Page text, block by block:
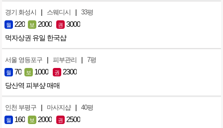
경기 화성시 | 스웨디시 | 33평
월 220 보 2000 권 3000
먹자상권 유일 한국샵
서울 영등포구 | 피부관리 | 7평
월 70 보 1000 권 2300
당산역 피부샾 매매
인천 부평구 | 마사지샵 | 40평
월 160 보 2000 권 2500